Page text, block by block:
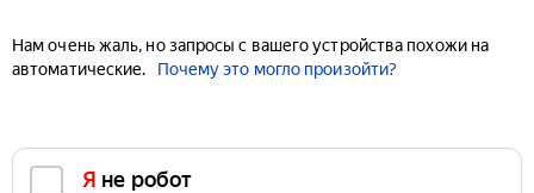
Нам очень жаль, но запросы с вашего устройства похожи на
автоматические.
Почему это могло произойти?
Я не робот